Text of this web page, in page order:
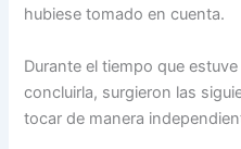
hubiese tomado en cuenta.
Durante el tiempo que
concluirla, surgieron las
tocar de manera